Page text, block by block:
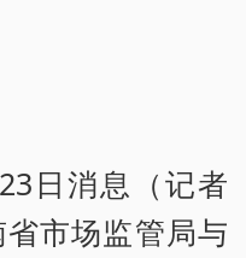
日消息（记者
市场监管局与